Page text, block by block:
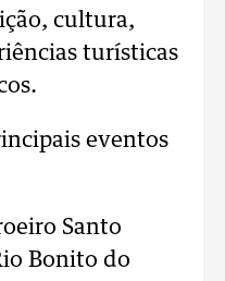
cultura,
turísticas
eventos
Santo
Bonito do